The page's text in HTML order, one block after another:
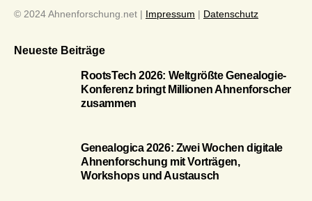
© 2024 Ahnenforschung.net | Impressum | Datenschutz
Neueste Beiträge
RootsTech 2026: Weltgrößte Genealogie-
Konferenz bringt Millionen Ahnenforscher
zusammen
Genealogica 2026: Zwei Wochen digitale
Ahnenforschung mit Vorträgen,
Workshops und Austausch